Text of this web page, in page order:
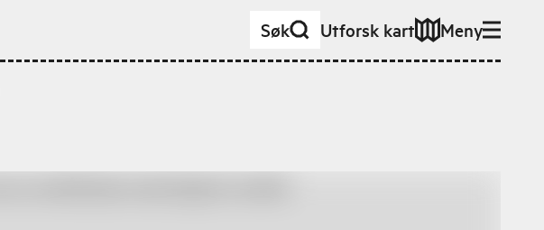
Søk Utforsk kart Meny